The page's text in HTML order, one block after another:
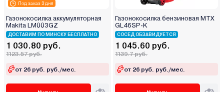
Под заказ 3 дня
Газонокосилка аккумуляторная
Makita LM003GZ
ДОСТАВИМ ПО МИНСКУ БЕСПЛАТНО
1 030.80 руб.
1123.57 руб.
от 26 руб. руб./мес.
Газонокосилка бензиновая MTX
GL46SP-K
СОСЕД ОБЗАВИДУЕТСЯ
1 045.60 руб.
1139.7 руб.
от 26 руб. руб./мес.